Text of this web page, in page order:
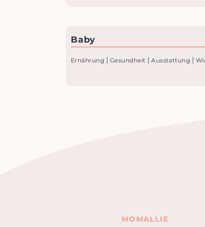
Baby
Ernährung | Gesundheit |Ausstattung |
MOMALLIE